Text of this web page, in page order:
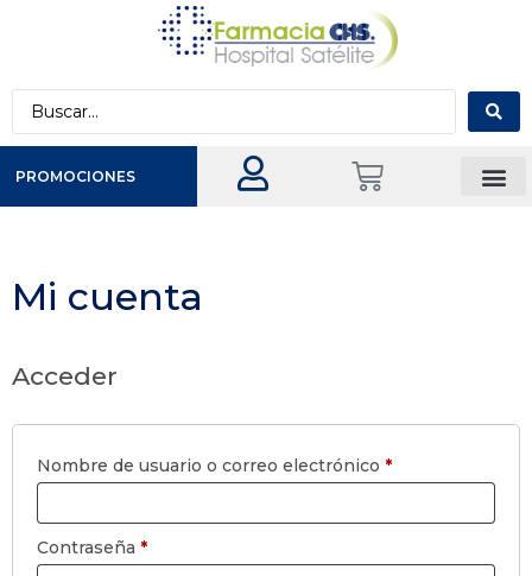
PROMOCIONES
Mi cuenta
Acceder
Nombre de usuario o correo electrónico *
Contraseña *